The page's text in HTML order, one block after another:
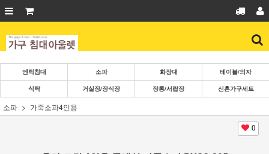
엔틱침대 소파 화장대
테이블/의자
식탁
거실장/장식장 장롱/서랍장 신혼가구세트
소파 가죽소파4인용
0